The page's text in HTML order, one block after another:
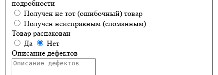
подробности
Получен не тот (ошибочный) товар
Получен неисправным (сломанным)
Товар распакован
Да
Нет
Описание дефектов